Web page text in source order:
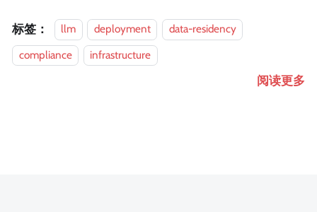
标签： llm deployment
data-residency
compliance
infrastructure
阅读更多